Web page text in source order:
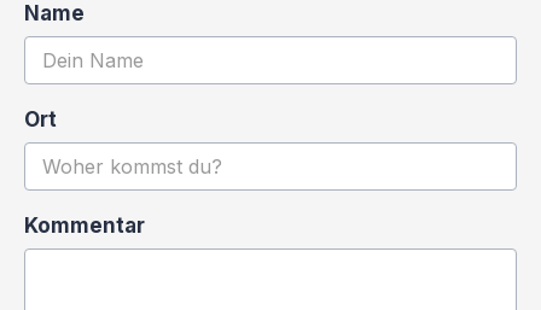
Name
Ort
Kommentar